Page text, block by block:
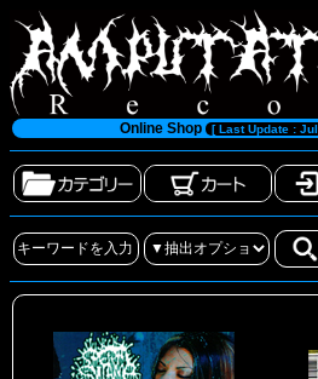
Online Shop [ Last Update :